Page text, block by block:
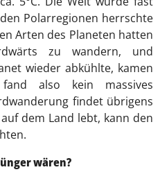
Polarregionen herrschte
Arten des Planeten hatten
zu wandern, und
wieder abkühlte, kamen
also kein massives
findet übrigens
dem Land lebt, kann den
wären?